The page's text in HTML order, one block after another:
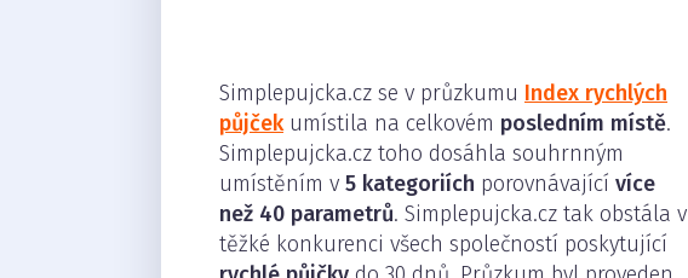
Simplepujcka.cz se v průzkumu Index rychlých
půjčekumístila na celkovém posledním místě.
Simplepujcka.cz toho dosáhla souhrnným
umístěním v 5 kategoriích porovnávající více
než 40 parametrů. Simplepujcka.cz tak obstála v
těžké konkurenci všech společností poskytující